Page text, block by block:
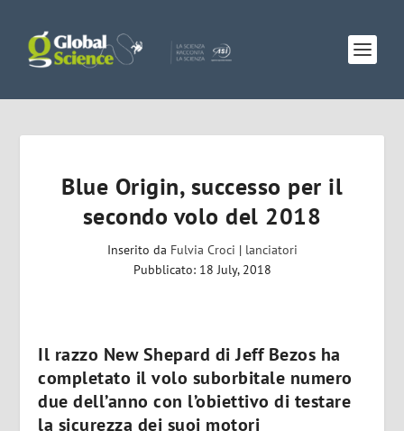
Blue Origin, successo per il
secondo volo del 2018
Inserito da Fulvia Croci | lanciatori
Pubblicato: 18 July, 2018
Il razzo New Shepard di Jeff Bezos ha
completato il volo suborbitale numero
due dell’anno con l’obiettivo di testare
la sicurezza dei suoi motori